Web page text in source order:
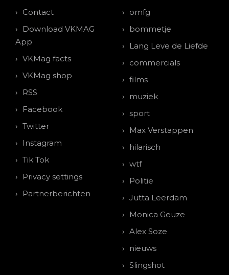
Contact
Download VKMAG
App
VKMag facts
VKMag shop
RSS
Facebook
Twitter
Instagram
Tik Tok
Privacy settings
Partnerberichten
omfg
bommetje
Lang Leve de Liefde
commercials
films
muziek
sport
Max Verstappen
hilarisch
wtf
Politie
Jutta Leerdam
Monica Geuze
Alex Soze
nieuws
Slingshot